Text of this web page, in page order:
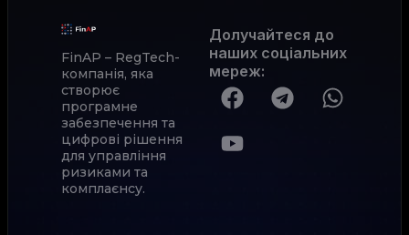
FinAP – RegTech-
компанія, яка
створює
програмне
забезпечення та
цифрові рішення
для управління
ризиками та
комплаєнсу.
Долучайтеся до
наших соціальних
мереж: